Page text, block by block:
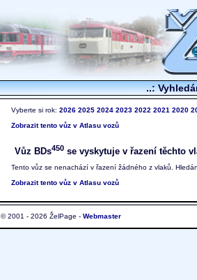
..:
Vyberte si rok: 2026 2025 2024 2023 2022 2021 2020
Zobrazit tento vůz v Atlasu vozů
Vůz BDs450 se vyskytuje v řazení těchto
Tento vůz se nenachází v řazení žádného z vlaků.
Zobrazit tento vůz v Atlasu vozů
© 2001 - 2026 ŽelPage - Webmaster